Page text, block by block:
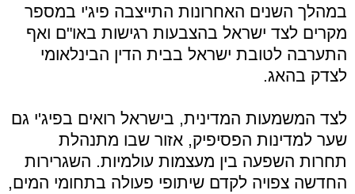
במהלך השנים האחרונות התייצבה פיג'י במספר
מקרים לצד ישראל בהצבעות רגישות באו"ם ואף
התערבה לטובת ישראל בבית הדין הבינלאומי
לצדק בהאג.
לצד המשמעות המדינית, בישראל רואים בפיג'י גם
שער למדינות הפסיפיק, אזור שבו מתנהלת
תחרות השפעה בין מעצמות עולמיות. השגרירות
החדשה צפויה לקדם שיתופי פעולה בתחומי המים,